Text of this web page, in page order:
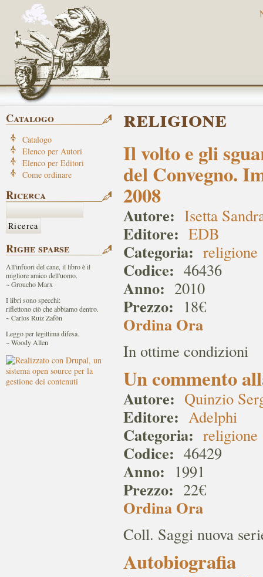
religione
Il volto e gli
del Convegno.
2008
Autore: Isetta
Editore: EDB
Categoria: religione
Codice: 46436
Anno: 2010
Prezzo: 18€
Ordina Ora
In ottime condizioni
Un commento
Autore: Quinzio
Editore: Adelphi
Categoria: religione
Codice: 46429
Anno: 1991
Prezzo: 22€
Ordina Ora
Coll. Saggi nuova
Autobiografia
Catalogo
Catalogo
Elenco per Autori
Elenco per Editori
Come ordinare
Ricerca
Righe sparse
All'infuori del cane, il libro è il
migliore amico dell'uomo.
~ Groucho Marx
I libri sono specchi:
riflettono ciò che abbiamo dentro.
~ Carlos Ruiz Zafón
Leggo per legittima difesa.
~ Woody Allen